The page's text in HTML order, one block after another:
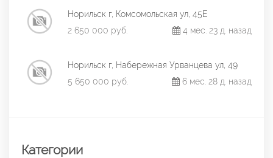
Норильск г, Комсомольская ул, 45Е
2 650 000 руб.
4 мес. 23 д. назад
Норильск г, Набережная Урванцева ул, 49
5 650 000 руб.
6 мес. 28 д. назад
Категории